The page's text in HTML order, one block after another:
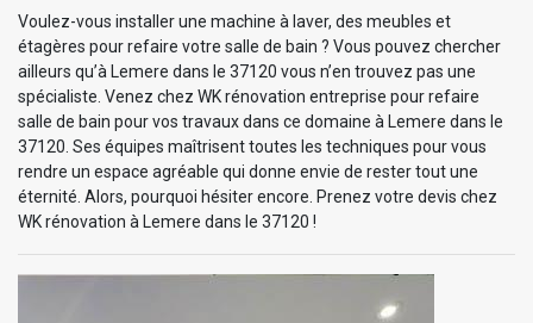
Voulez-vous installer une machine à laver, des meubles et
étagères pour refaire votre salle de bain ? Vous pouvez chercher
ailleurs qu’à Lemere dans le 37120 vous n’en trouvez pas une
spécialiste. Venez chez WK rénovation entreprise pour refaire
salle de bain pour vos travaux dans ce domaine à Lemere dans le
37120. Ses équipes maîtrisent toutes les techniques pour vous
rendre un espace agréable qui donne envie de rester tout une
éternité. Alors, pourquoi hésiter encore. Prenez votre devis chez
WK rénovation à Lemere dans le 37120 !